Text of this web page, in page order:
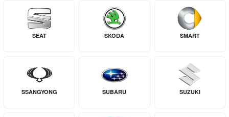
SEAT SKODA SMART
SSANGYONG SUBARU SUZUKI